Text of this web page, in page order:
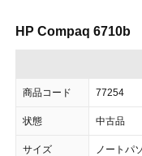
HP Compaq 6710b
商品コード 77254
状態 中古品
サイズ ノートパ